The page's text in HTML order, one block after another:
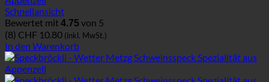
Schnellansicht
Bewertet mit 4.75 von 5
(8) CHF 10.80 (inkl. MwSt.)
In den Warenkorb